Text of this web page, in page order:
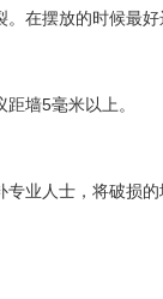
在摆放的时候最
墙5毫米以上。
业人士，将破损